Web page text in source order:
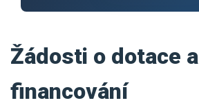
Žádosti o dotace a
financování